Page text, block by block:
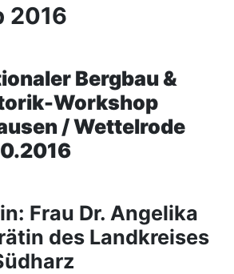
2016
Bergbau &
Workshop
/ Wettelrode
Frau Dr. Angelika
des Landkreises